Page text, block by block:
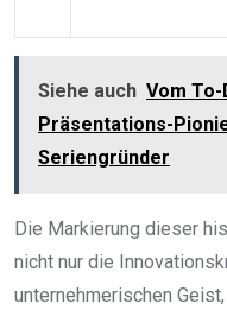
Siehe auch Vom
Präsentations-
Seriengründer
Die Markierung dieser
nicht nur die
unternehmerischen